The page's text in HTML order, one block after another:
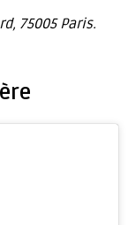
75005 Paris.